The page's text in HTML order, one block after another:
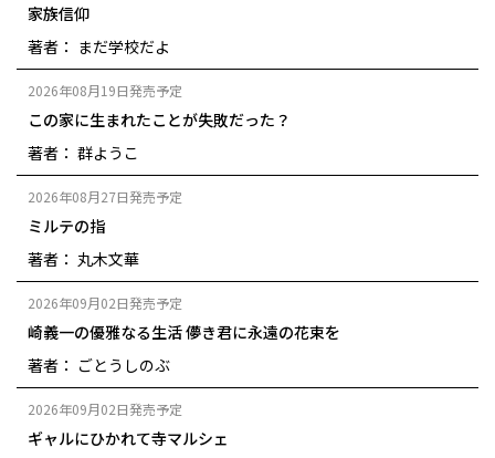
家族信仰
著者： まだ学校だよ
2026年08月19日発売予定
この家に生まれたことが失敗だった？
著者： 群ようこ
2026年08月27日発売予定
ミルテの指
著者： 丸木文華
2026年09月02日発売予定
崎義一の優雅なる生活 儚き君に永遠の花束を
著者： ごとうしのぶ
2026年09月02日発売予定
ギャルにひかれて寺マルシェ